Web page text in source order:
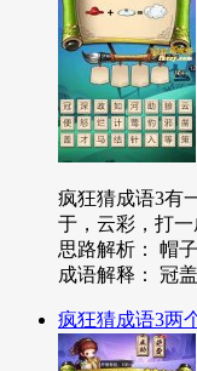
疯狂猜成语3有
于，云彩，打
思路解析： 帽
成语解释： 冠
疯狂猜成语3两